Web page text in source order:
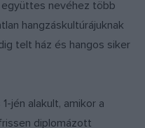
nevéhez több
hangzáskultúrájuknak
telt ház és hangos siker
jén alakult, amikor a
diplomázott